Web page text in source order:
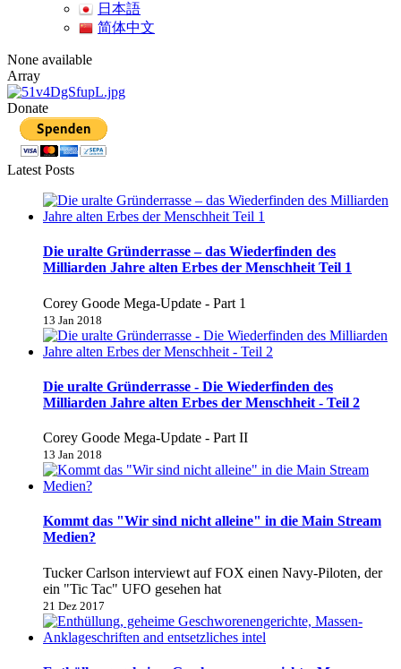
日本語
简体中文
None available
Array
Donate
Latest Posts
Die uralte Gründerrasse – das Wiederfinden des
Milliarden Jahre alten Erbes der Menschheit Teil 1
Corey Goode Mega-Update - Part 1
13 Jan 2018
Die uralte Gründerrasse - Die Wiederfinden des
Milliarden Jahre alten Erbes der Menschheit - Teil 2
Corey Goode Mega-Update - Part II
13 Jan 2018
Kommt das "Wir sind nicht alleine" in die Main Stream
Medien?
Tucker Carlson interviewt auf FOX einen Navy-Piloten, der
ein "Tic Tac" UFO gesehen hat
21 Dez 2017